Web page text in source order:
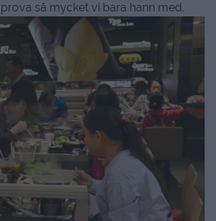
så mycket vi bara hann med.